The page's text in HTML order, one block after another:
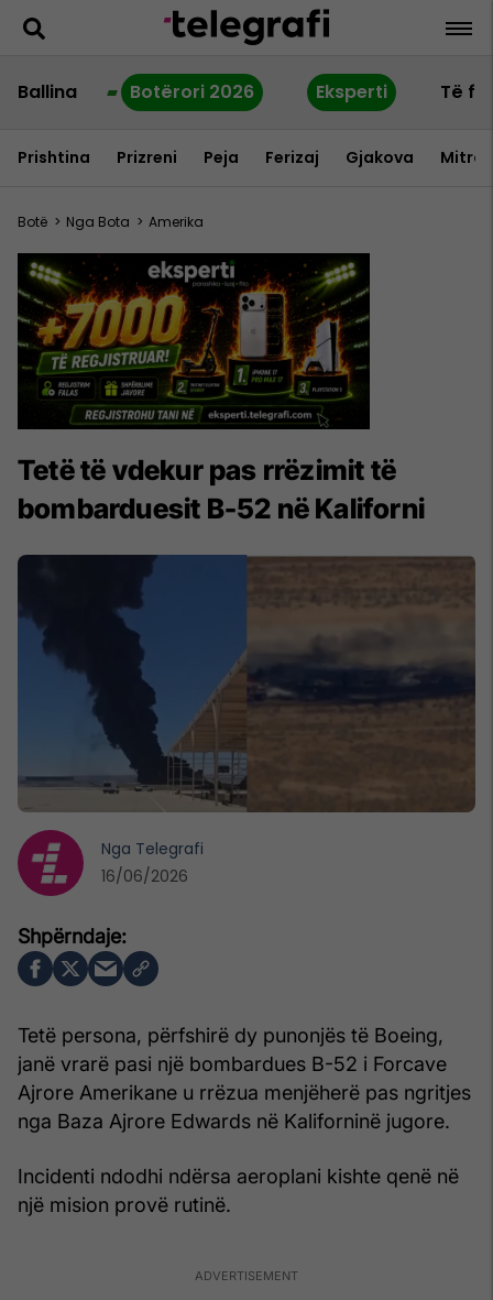
Ballina Botërori 2026 Eksperti Të
Prishtina Prizreni Peja Ferizaj Gjakova
Botë > Nga Bota > Amerika
Tetë të vdekur pas rrëzimit të
bombarduesit B-52 në Kaliforni
Tetë persona, përfshirë dy punonjës të Boeing,
janë vrarë pasi një bombardues B-52 i Forcave
Ajrore Amerikane u rrëzua menjëherë pas ngritjes
nga Baza Ajrore Edwards në Kaliforninë jugore.
Incidenti ndodhi ndërsa aeroplani kishte qenë në
një mision provë rutinë.
Nga Telegrafi
16/06/2026